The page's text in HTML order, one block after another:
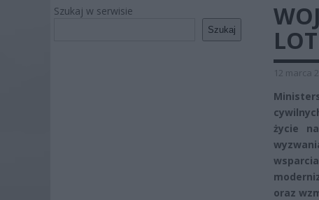
Szukaj w serwisie
Szukaj
12 marca
życie
oraz